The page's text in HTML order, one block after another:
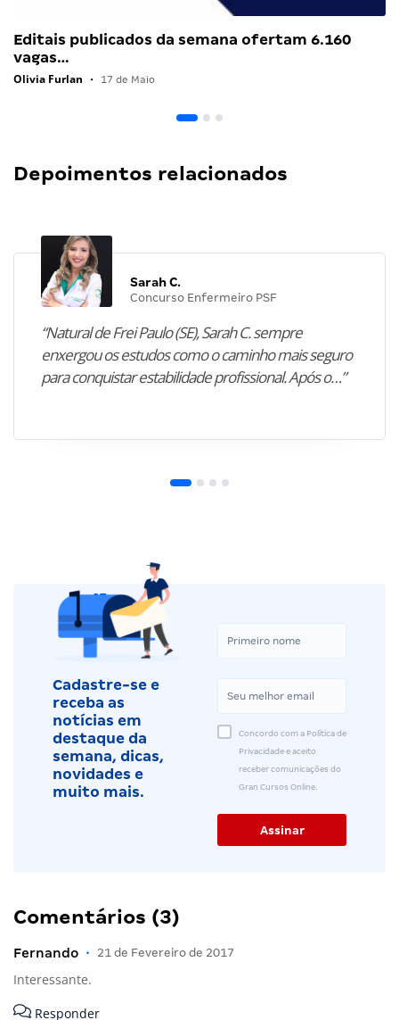
Editais publicados da semana ofertam 6.160
vagas…
Olivia Furlan • 17 de Maio
Depoimentos relacionados
Sarah C.
Concurso Enfermeiro PSF
“Natural de Frei Paulo (SE), Sarah C. sempre
enxergou os estudos como o caminho mais seguro
para conquistar estabilidade profissional. Após o…”
Cadastre-se e
receba as
notícias em
destaque da
semana, dicas,
novidades e
muito mais.
Concordo com a Política de
Privacidade e aceito
receber comunicações do
Gran Cursos Online.
Comentários (3)
Fernando • 21 de Fevereiro de 2017
Interessante.
Responder